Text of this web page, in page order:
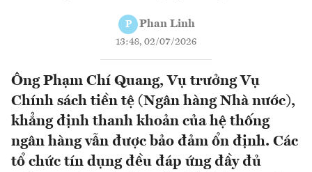
P Phan Linh
13:48, 02/07/2026
Ông Phạm Chí Quang, Vụ trưởng Vụ
Chính sách tiền tệ (Ngân hàng Nhà nước),
khẳng định thanh khoản của hệ thống
ngân hàng vẫn được bảo đảm ổn định. Các
tổ chức tín dụng đều đáp ứng đầy đủ